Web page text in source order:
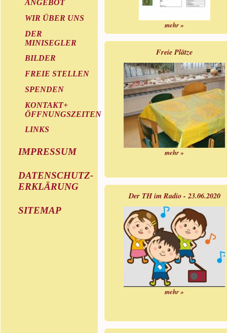
ANGEBOT
WIR ÜBER UNS
DER
MINISEGLER
BILDER
FREIE STELLEN
SPENDEN
KONTAKT+
ÖFFNUNGSZEITEN
LINKS
IMPRESSUM
DATENSCHUTZ-
ERKLÄRUNG
SITEMAP
mehr »
Freie Plätze
mehr »
Der TH im Radio - 23.06.2020
mehr »